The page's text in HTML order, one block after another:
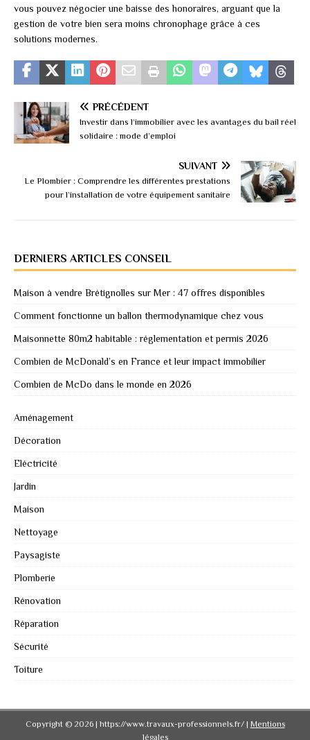
vous pouvez négocier une baisse des honoraires, arguant que la
gestion de votre bien sera moins chronophage grâce à ces
solutions modernes.
PRÉCÉDENT
Investir dans l’immobilier avec les avantages du bail réel
solidaire : mode d’emploi
SUIVANT
Le Plombier : Comprendre les différentes prestations
pour l’installation de votre équipement sanitaire
DERNIERS ARTICLES CONSEIL
Maison à vendre Brétignolles sur Mer : 47 offres disponibles
Comment fonctionne un ballon thermodynamique chez vous
Maisonnette 80m2 habitable : réglementation et permis 2026
Combien de McDonald’s en France et leur impact immobilier
Combien de McDo dans le monde en 2026
Aménagement
Décoration
Eléctricité
Jardin
Maison
Nettoyage
Paysagiste
Plomberie
Rénovation
Réparation
Sécurité
Toiture
Copyright © 2026 | https://www.travaux-professionnels.fr/ | Mentions
légales